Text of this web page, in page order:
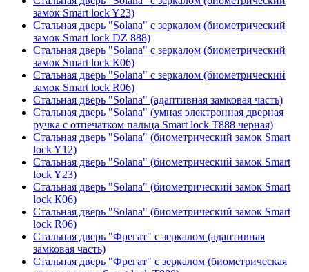
замок Smart lock Y23)
Стальная дверь "Solana" с зеркалом (биометрический
замок Smart lock DZ 888)
Стальная дверь "Solana" с зеркалом (биометрический
замок Smart lock К06)
Стальная дверь "Solana" с зеркалом (биометрический
замок Smart lock R06)
Стальная дверь "Solana" (адаптивная замковая часть)
Стальная дверь "Solana" (умная электронная дверная
ручка с отпечатком пальца Smart lock T888 черная)
Стальная дверь "Solana" (биометрический замок Smart
lock Y12)
Стальная дверь "Solana" (биометрический замок Smart
lock Y23)
Стальная дверь "Solana" (биометрический замок Smart
lock К06)
Стальная дверь "Solana" (биометрический замок Smart
lock R06)
Стальная дверь "Фрегат" с зеркалом (адаптивная
замковая часть)
Стальная дверь "Фрегат" с зеркалом (биометрическая